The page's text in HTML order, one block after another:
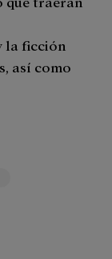
la ficción
así como